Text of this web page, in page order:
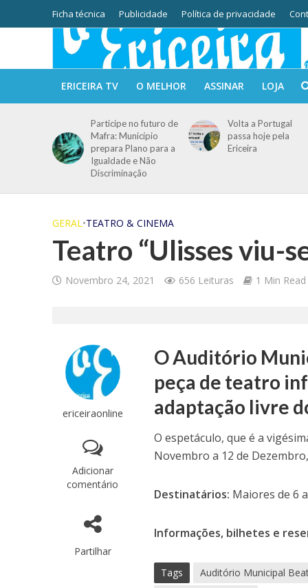
Ficha técnica Publicidade Política de privacidade
ERICEIRA TV O MELHOR ASSINAR LOJA
Participe no futuro de
Mafra: Município
prepara Plano para a
Igualdade e Não
Discriminação
Volta a Portugal
passa hoje pela
Ericeira
GERAL•TEATRO & CINEMA
Teatro “Ulisses viu-
Novembro 24, 2021 656 Leituras 1 Min Read
ericeiraonline
Adicionar
comentário
Partilhar
O Auditório
peça de teatro
adaptação livre
O espetáculo, que é a
Novembro a 12 de
Destinatários: Maiores de 6
Informações, bilhetes e
Tags Auditório Municipal